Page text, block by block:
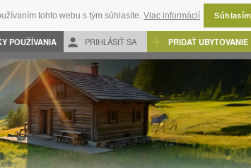
tohto webu s tým súhlasíte.Viac informácií Súhlasím
POUŽÍVANIA PRIHLÁSIŤ SA PRIDAŤ UBYTOVANIE